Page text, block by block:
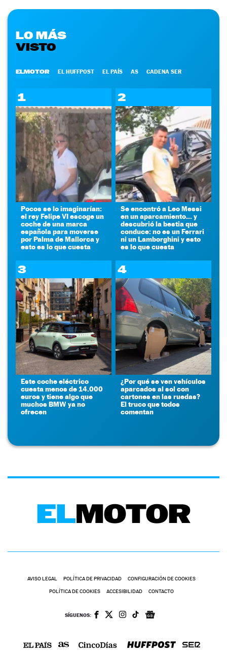
LO MÁS
VISTO
ELMOTOR EL HUFFPOST EL PAÍS AS CADENA SER
1
Pocos se lo imaginarían:
el rey Felipe VI escoge un
coche de una marca
española para moverse
por Palma de Mallorca y
esto es lo que cuesta
2
Se encontró a Leo Messi
en un aparcamiento... y
descubrió la bestia que
conduce: no es un Ferrari
ni un Lamborghini y esto
es lo que cuesta
3
Este coche eléctrico
cuesta menos de 14.000
euros y tiene algo que
muchos BMW ya no
ofrecen
4
¿Por qué se ven vehículos
aparcados al sol con
cartones en las ruedas?
El truco que todos
comentan
AVISO LEGAL POLÍTICA DE PRIVACIDAD CONFIGURACIÓN DE COOKIES
POLÍTICA DE COOKIES ACCESIBILIDAD CONTACTO
SÍGUENOS: